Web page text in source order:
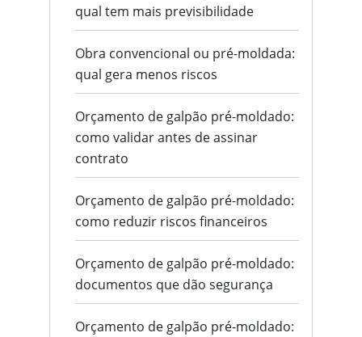
qual tem mais previsibilidade
Obra convencional ou pré-moldada:
qual gera menos riscos
Orçamento de galpão pré-moldado:
como validar antes de assinar
contrato
Orçamento de galpão pré-moldado:
como reduzir riscos financeiros
Orçamento de galpão pré-moldado:
documentos que dão segurança
Orçamento de galpão pré-moldado: